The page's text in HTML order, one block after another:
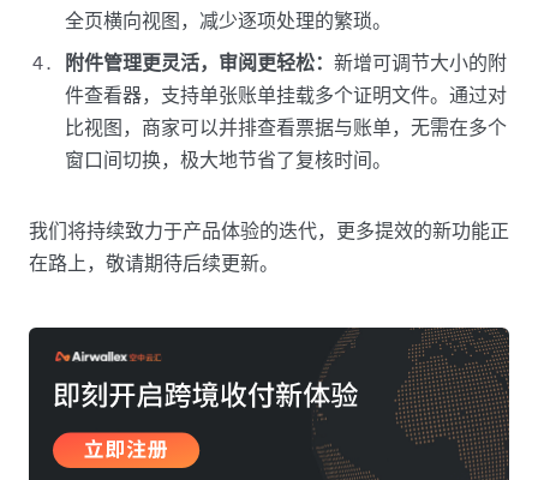
全页横向视图，减少逐项处理的繁琐。
附件管理更灵活，审阅更轻松： 新增可调节大小的附
件查看器，支持单张账单挂载多个证明文件。通过对
比视图，商家可以并排查看票据与账单，无需在多个
窗口间切换，极大地节省了复核时间。
我们将持续致力于产品体验的迭代，更多提效的新功能正
在路上，敬请期待后续更新。